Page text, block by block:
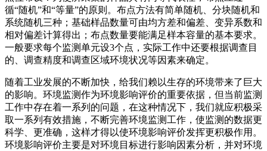
循“随机”和“等量”的原则。布点方法有简单随机、分块随机和
系统随机三种；基础样品数量可由均方差和偏差、变异系数和
相对偏差计算得出；布点数量要能满足样本容量的基本要求。
一般要求每个监测单元设3个点，实际工作中还要根据调查目
的、调查精度和调查区域环境状况等因素来确定。
随着工业发展的不断加快，给我们赖以生存的环境带来了巨大
的影响。环境监测作为环境影响评价的重要依据，但当前监测
工作中存在着一系列的问题，在这种情况下，我们就应积极采
取一系列有效措施，不断完善环境监测工作，使监测的数据更
科学、更准确，这样才得以使环境影响评价发挥更积极作用。
环境影响评价主要是对环境目标进行影响因素分析，并对环境